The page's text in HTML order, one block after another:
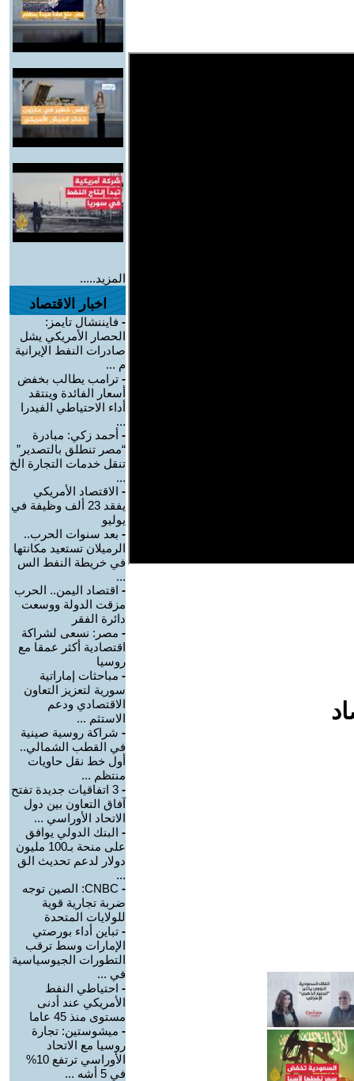
المزيد.....
اخبار الاقتصاد
- فايننشال تايمز:
الحصار الأمريكي يشل
صادرات النفط الإيرانية
م ...
- ترامب يطالب بخفض
أسعار الفائدة وينتقد
أداء الاحتياطي الفيدرا
...
- أحمد زكي: مبادرة
“مصر تنطلق بالتصدير”
تنقل خدمات التجارة الخ
...
- الاقتصاد الأمريكي
يفقد 23 ألف وظيفة في
يوليو
- بعد سنوات الحرب..
الرميلان تستعيد مكانتها
في خريطة النفط الس
...
- اقتصاد اليمن.. الحرب
مزقت الدولة ووسعت
دائرة الفقر
- مصر: نسعى لشراكة
اقتصادية أكثر عمقا مع
روسيا
- مباحثات إماراتية
سورية لتعزيز التعاون
الاقتصادي ودعم
الاستثم ...
- شراكة روسية صينية
في القطب الشمالي..
أول خط نقل حاويات
منتظم ...
-
3 اتفاقيات جديدة تفتح
آفاق التعاون بين دول
الاتحاد الأوراسي ...
- البنك الدولي يوافق
على منحة بـ100 مليون
دولار لدعم تحديث الق
...
-
CNBC: الصين توجه
ضربة تجارية قوية
للولايات المتحدة
- تباين أداء بورصتي
الإمارات وسط ترقب
التطورات الجيوسياسية
في ...
- احتياطي النفط
الأمريكي عند أدنى
مستوى منذ 45 عاما
- ميشوستين: تجارة
روسيا مع الاتحاد
الأوراسي ترتفع 10%
في 5 أشه ...